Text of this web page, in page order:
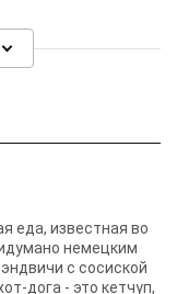
еда, известная во
немецким
с сосиской
дога - это кетчуп,